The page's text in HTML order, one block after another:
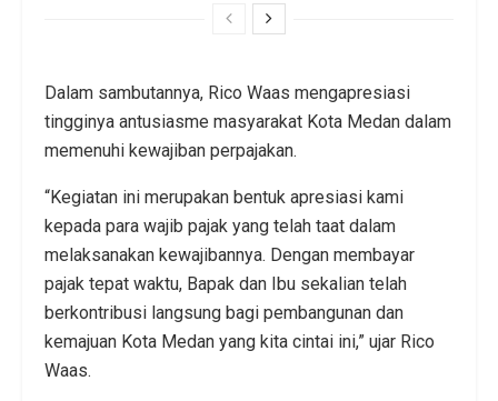
Dalam sambutannya, Rico Waas mengapresiasi
tingginya antusiasme masyarakat Kota Medan dalam
memenuhi kewajiban perpajakan.
“Kegiatan ini merupakan bentuk apresiasi kami
kepada para wajib pajak yang telah taat dalam
melaksanakan kewajibannya. Dengan membayar
pajak tepat waktu, Bapak dan Ibu sekalian telah
berkontribusi langsung bagi pembangunan dan
kemajuan Kota Medan yang kita cintai ini,” ujar Rico
Waas.